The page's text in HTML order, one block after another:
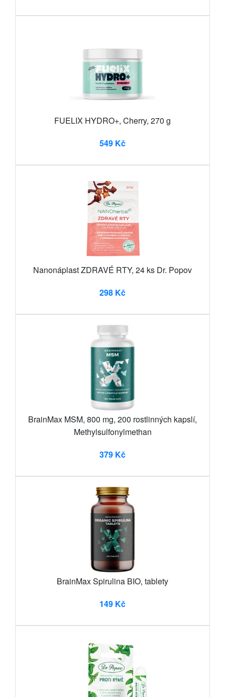
FUELIX HYDRO+, Cherry, 270 g
549 Kč
Nanonáplast ZDRAVÉ RTY, 24 ks Dr. Popov
298 Kč
BrainMax MSM, 800 mg, 200 rostlinných kapslí,
Methylsulfonylmethan
379 Kč
BrainMax Spirulina BIO, tablety
149 Kč